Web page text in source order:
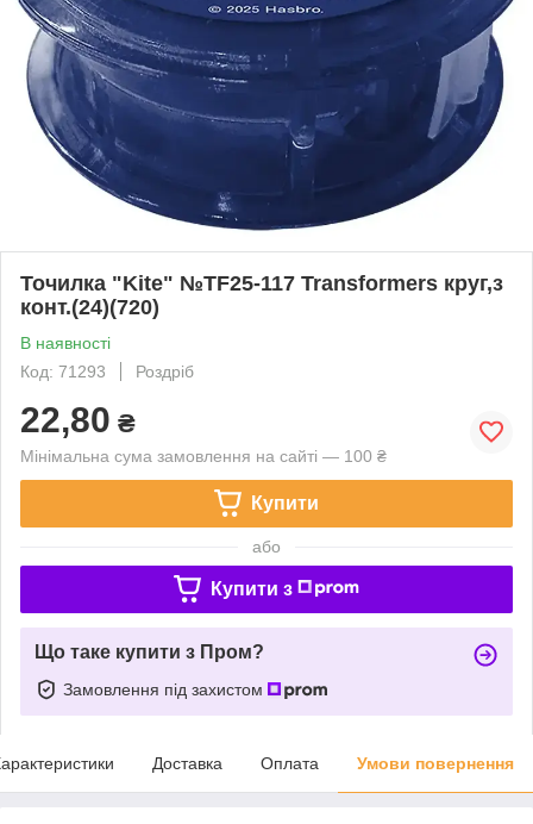
Точилка "Kite" №TF25-117 Transformers круг,з
конт.(24)(720)
В наявності
Код: 71293
Роздріб
22,80 ₴
Мінімальна сума замовлення на сайті — 100 ₴
Купити
або
Купити з
Що таке купити з Пром?
Замовлення під захистом
Доставка Оплата Умови повернення